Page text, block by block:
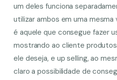
um deles funciona
utilizar ambos em uma
é aquele que consegue fazer
mostrando ao cliente
ele deseja, e up selling, ao
claro a possibilidade de